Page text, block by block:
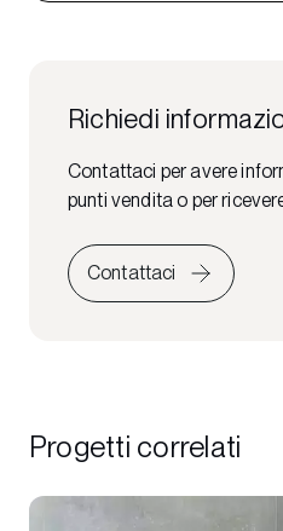
Richiedi
Contattaci per avere
punti vendita o per
Contattaci
Progetti correlati